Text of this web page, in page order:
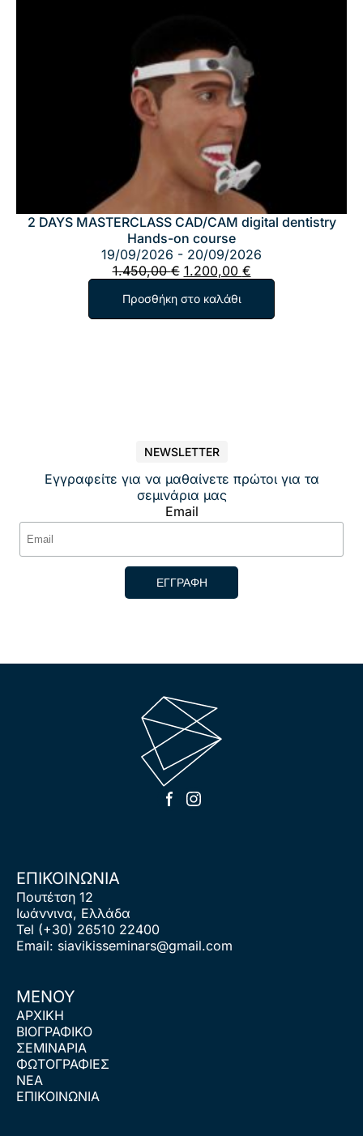
2 DAYS MASTERCLASS CAD/CAM digital dentistry
Hands-on course
19/09/2026 - 20/09/2026
1.450,00€ Original
was:
1.450,00 €.
1.200,00 €Η
τρέχουσα
είναι:
Προσθήκη στο καλάθι
NEWSLETTER
Εγγραφείτε για να μαθαίνετε πρώτοι για τα
σεμινάρια μας
Email
ΕΠΙΚΟΙΝΩΝΙΑ
Πουτέτση 12
Ιωάννινα, Ελλάδα
Tel (+30) 26510 22400
Email: siavikisseminars@gmail.com
ΜΕΝΟΥ
ΑΡΧΙΚΗ
ΒΙΟΓΡΑΦΙΚΟ
ΣΕΜΙΝΑΡΙΑ
ΦΩΤΟΓΡΑΦΙΕΣ
ΝΕΑ
ΕΠΙΚΟΙΝΩΝΙΑ